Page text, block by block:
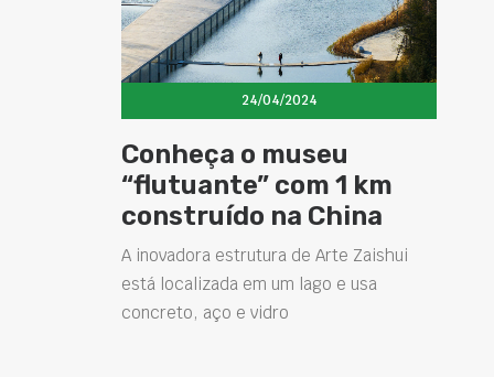
24/04/2024
Conheça o museu
“flutuante” com 1 km
construído na China
A inovadora estrutura de Arte Zaishui
está localizada em um lago e usa
concreto, aço e vidro